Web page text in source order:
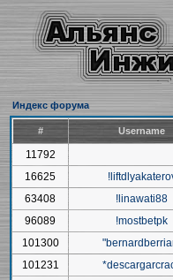
Индекс форума
# Username
11792
16625
63408
!linawati88
96089
!mostbetpk
101300
101231